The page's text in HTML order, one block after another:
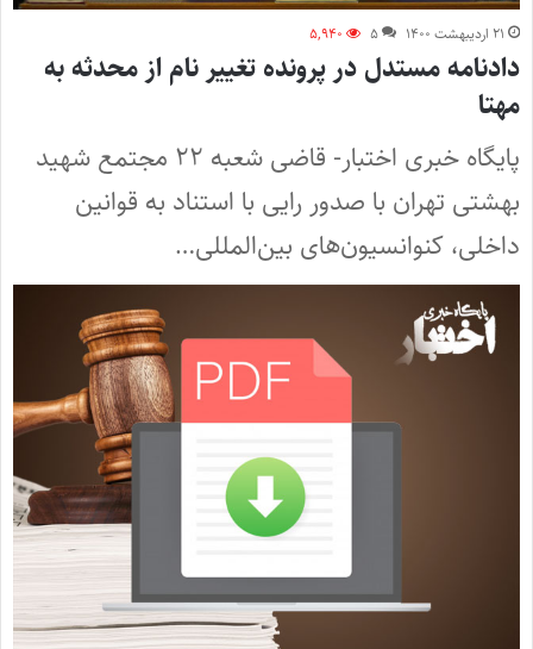
۲۱ اردیبهشت ۱۴۰۰ ۵ ۵,۹۴۰
دادنامه مستدل در پرونده تغییر نام از محدثه به
مهتا
پایگاه خبری اختبار- قاضی شعبه ۲۲ مجتمع شهید
بهشتی تهران با صدور رایی با استناد به قوانین
داخلی، کنوانسیون‌های بین‌المللی…